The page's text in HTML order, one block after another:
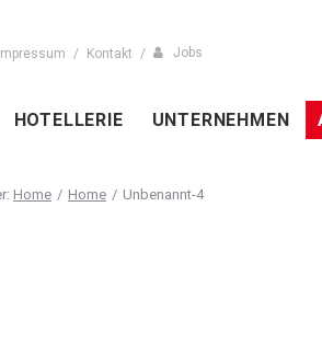
Impressum Kontakt Jobs
HOTELLERIE UNTERNEHMEN
Home Home Unbenannt-4